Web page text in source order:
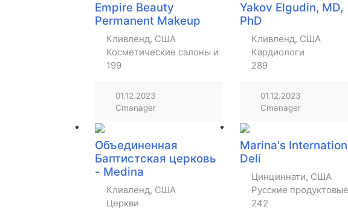
Empire Beauty
Permanent Makeup
Кливленд, США
Косметические салоны и парикмахерские
199
01.12.2023
Cmanager
Yakov Elgudin, MD,
PhD
Кливленд, США
Кардиологи
289
01.12.2023
Cmanager
Объединенная
Баптистская церковь
- Medina
Кливленд, США
Церкви
Marina's
Deli
Цинциннати, США
Русские продуктовые
242